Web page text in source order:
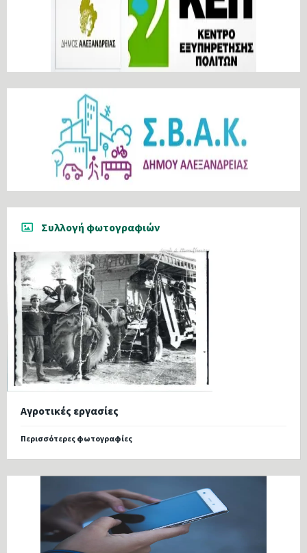
Συλλογή φωτογραφιών
Αγροτικές εργασίες
Περισσότερες φωτογραφίες